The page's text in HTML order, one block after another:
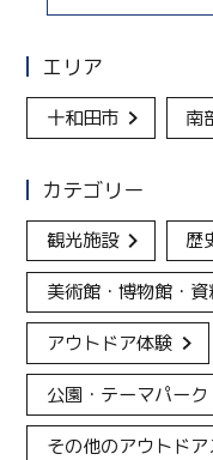
エリア
十和田市 南
カテゴリー
観光施設 歴
美術館・博物館・資
アウトドア体験
公園・テーマパーク
その他のアウトド